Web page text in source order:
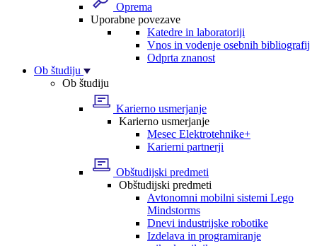
Oprema
Uporabne povezave
Katedre in laboratoriji
Vnos in vodenje osebnih bibliografij
Odprta znanost
Ob študiju
Ob študiju
Karierno usmerjanje
Karierno usmerjanje
Mesec Elektrotehnike+
Karierni partnerji
Obštudijski predmeti
Obštudijski predmeti
Avtonomni mobilni sistemi Lego
Mindstorms
Dnevi industrijske robotike
Izdelava in programiranje